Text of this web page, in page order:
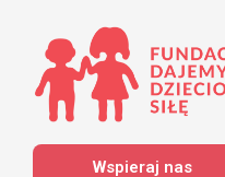
Wspieraj nas